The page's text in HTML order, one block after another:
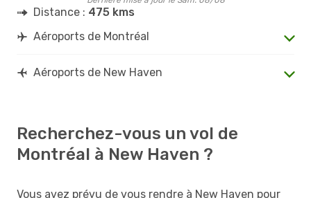
Distance : 475 kms
Aéroports de Montréal
Aéroports de New Haven
Recherchez-vous un vol de
Montréal à New Haven ?
Vous avez prévu de vous rendre à New Haven pour